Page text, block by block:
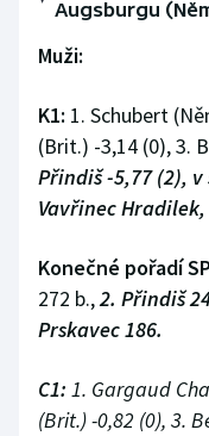
Augsburgu
Muži:
K1: 1. Schubert
(Brit.) -3,14 (0), 3.
Přindiš -5,77 (2),
Vavřinec
Konečné pořadí
272 b.,2. Přindiš
Prskavec 186.
C1: 1. Gargaud
(Brit.) -0,82 (0), 3.